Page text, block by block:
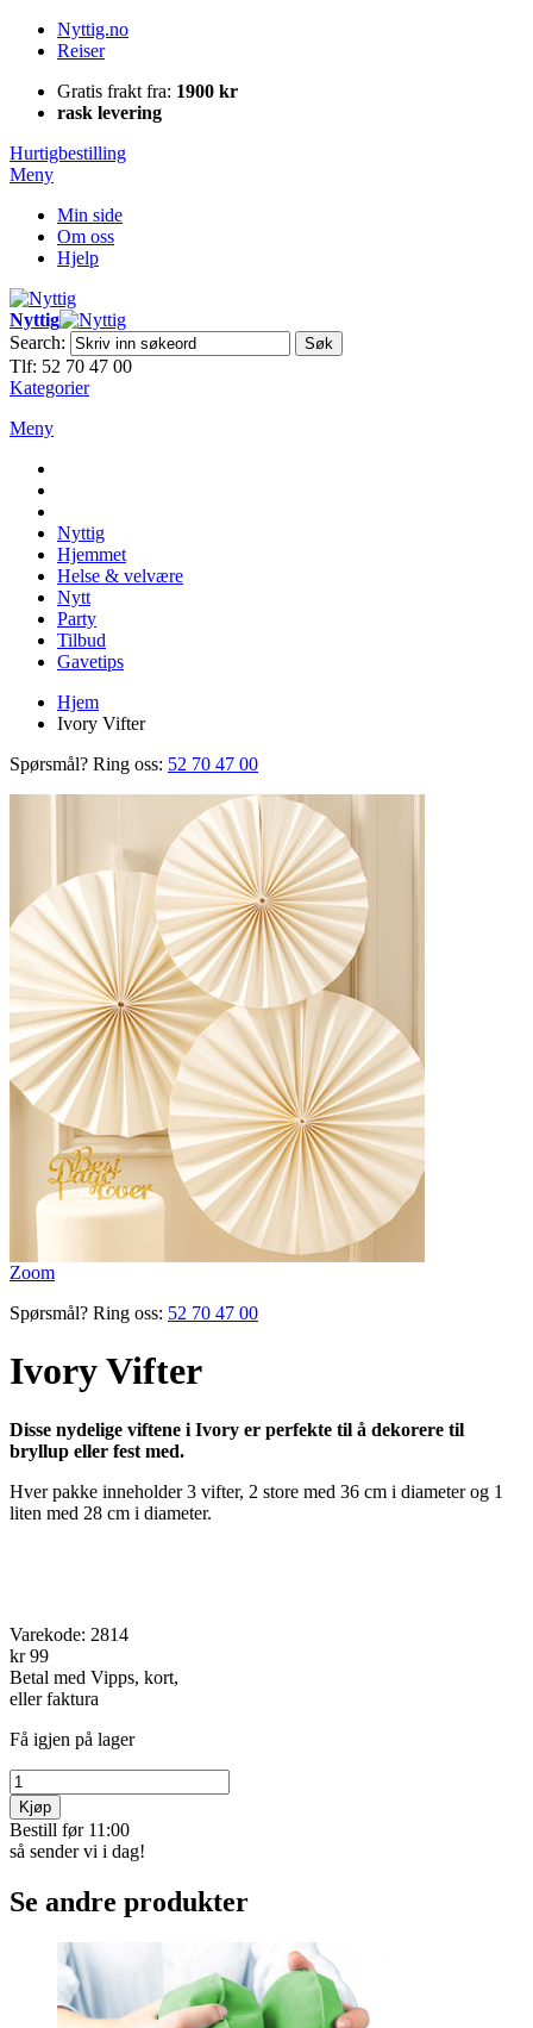
Nyttig.no
Reiser
Gratis frakt fra: 1900 kr
rask levering
Hurtigbestilling
Meny
Min side
Om oss
Hjelp
Nyttig
Search:
Søk
Tlf: 52 70 47 00
Kategorier
Meny
Nyttig
Hjemmet
Helse & velvære
Nytt
Party
Tilbud
Gavetips
Hjem
Ivory Vifter
Spørsmål? Ring oss: 52 70 47 00
Zoom
Spørsmål? Ring oss: 52 70 47 00
Ivory Vifter
Disse nydelige viftene i Ivory er perfekte til å dekorere til
bryllup eller fest med.
Hver pakke inneholder 3 vifter, 2 store med 36 cm i diameter og 1
liten med 28 cm i diameter.
Varekode: 2814
kr 99
Betal med Vipps, kort,
eller faktura
Få igjen på lager
Kjøp
Bestill før 11:00
så sender vi i dag!
Se andre produkter